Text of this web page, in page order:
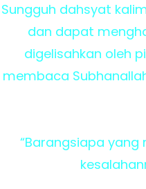
Sungguh dahsyat
dan dapat
digelisahkan oleh
membaca
“Barangsiapa yang